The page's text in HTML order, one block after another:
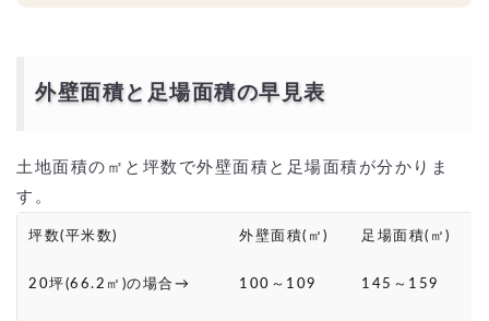
外壁面積と足場面積の早見表
土地面積の㎡と坪数で外壁面積と足場面積が分かりま
す。
坪数(平米数) 外壁面積(㎡) 足場面積(㎡)
20坪(66.2㎡)の場合→ 100～109 145～159